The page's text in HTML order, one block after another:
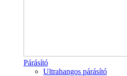
Párásító
Ultrahangos párásító